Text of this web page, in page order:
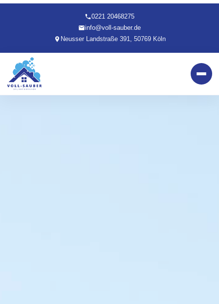
0221 20468275
info@voll-sauber.de
Neusser Landstraße 391, 50769 Köln